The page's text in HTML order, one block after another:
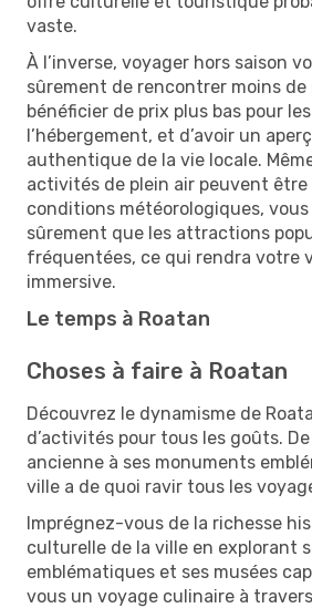
vaste.
À l’inverse, voyager hors saison
sûrement de rencontrer moins de
bénéficier de prix plus bas pour
l’hébergement, et d’avoir un
authentique de la vie locale.
activités de plein air peuvent être
conditions météorologiques,
sûrement que les attractions
fréquentées, ce qui rendra votre
immersive.
Le temps à Roatan
Choses à faire à Roatan
Découvrez le dynamisme de
d’activités pour tous les goûts.
ancienne à ses monuments
ville a de quoi ravir tous les
Imprégnez-vous de la richesse
culturelle de la ville en explorant
emblématiques et ses musées
vous un voyage culinaire à